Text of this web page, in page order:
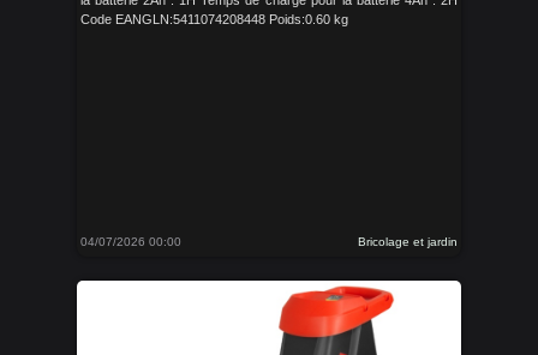
Code EANGLN:5411074208448 Poids:0.60 kg
04/07/2026 00:00 Bricolage et jardin